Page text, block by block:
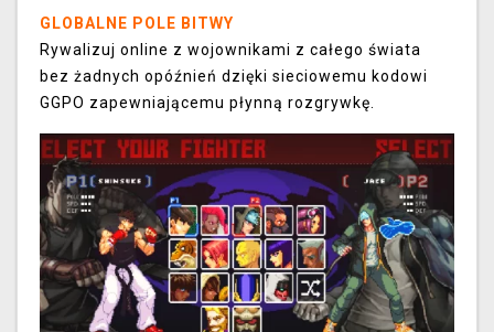
GLOBALNE POLE BITWY
Rywalizuj online z wojownikami z całego świata
bez żadnych opóźnień dzięki sieciowemu kodowi
GGPO zapewniającemu płynną rozgrywkę.